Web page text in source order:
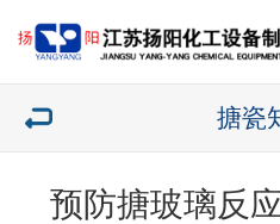
搪瓷
预防搪玻璃反